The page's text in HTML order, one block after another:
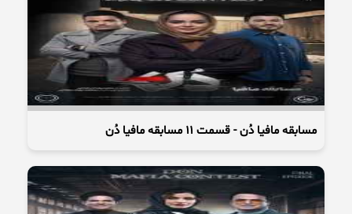
مسابقه مافیا دُن - قسمت 11 مسابقه مافیا دُن